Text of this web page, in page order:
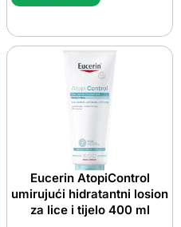
Eucerin AtopiControl
umirujući hidratantni losion
za lice i tijelo 400 ml